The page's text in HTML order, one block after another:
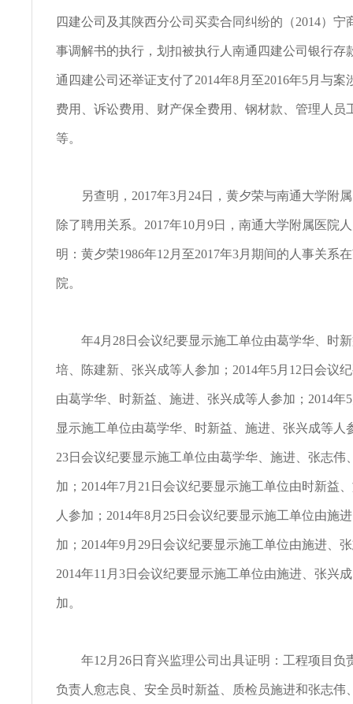
四建公司及其陕西分公司买卖合同纠纷的（2014）宁
事调解书的执行，划扣被执行人南通四建公司银行存
通四建公司还举证支付了2014年8月至2016年5月与案
费用、诉讼费用、财产保全费用、钢材款、管理人员
等。
另查明，2017年3月24日，黄夕荣与南通大学附
除了聘用关系。2017年10月9日，南通大学附属医院
明：黄夕荣1986年12月至2017年3月期间的人事关系
院。
年4月28日会议纪要显示施工单位由葛学华、时新
培、陈建新、张兴成等人参加；2014年5月12日会议
由葛学华、时新益、施进、张兴成等人参加；2014年
显示施工单位由葛学华、时新益、施进、张兴成等人
23日会议纪要显示施工单位由葛学华、施进、张志伟
加；2014年7月21日会议纪要显示施工单位由时新益
人参加；2014年8月25日会议纪要显示施工单位由施
加；2014年9月29日会议纪要显示施工单位由施进、
2014年11月3日会议纪要显示施工单位由施进、张兴
加。
年12月26日育兴监理公司出具证明：工程项目负
负责人愈志良、安全员时新益、质检员施进和张志伟